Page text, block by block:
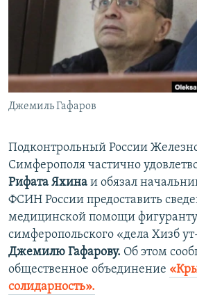
ПОБЕДИТЕЛЕЙ НЕ СУДЯТ?
КРЫМ.НЕПОКОРЕННЫЙ
ПРИСОЕДИНЯЙТЕСЬ!
Все сайты RFE/RL
Джемиль Гафаров
Подконтрольный России
Симферополя частично
Рифата Яхина и обязал
ФСИН России предоставить
медицинской помощи фигуранту
симферопольского «дела Хизб
Джемилю Гафарову. Об этом
общественное объединение
солидарность».